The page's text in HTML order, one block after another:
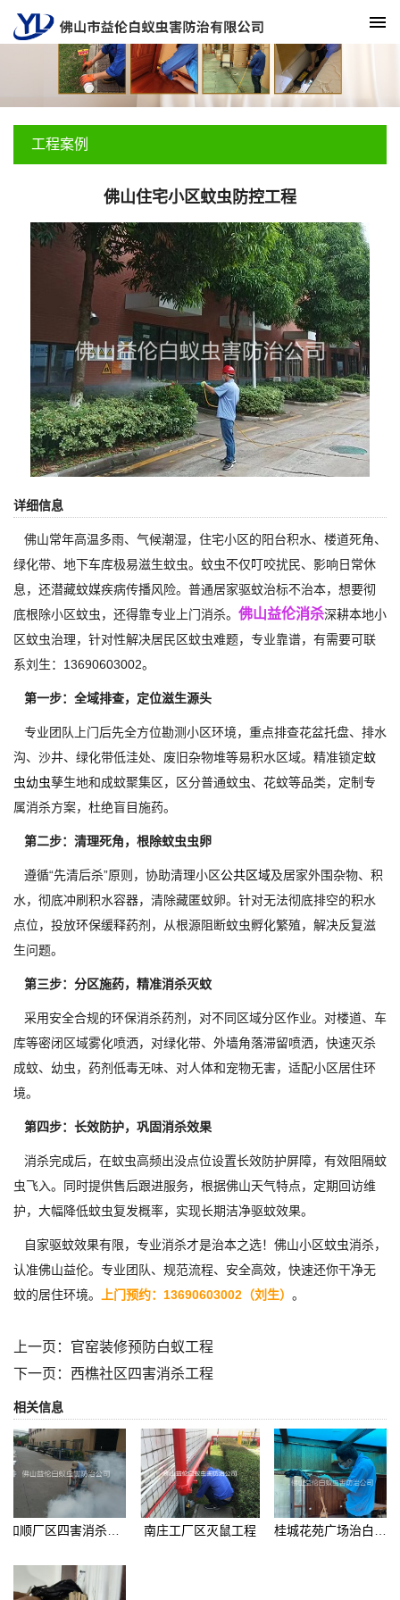
工程案例
佛山住宅小区蚊虫防控工程
详细信息
佛山常年高温多雨、气候潮湿，住宅小区的阳台积水、楼道死角、
绿化带、地下车库极易滋生蚊虫。蚊虫不仅叮咬扰民、影响日常休
息，还潜藏蚊媒疾病传播风险。普通居家驱蚊治标不治本，想要彻
底根除小区蚊虫，还得靠专业上门消杀。 佛山益伦消杀深耕本地小
区蚊虫治理，针对性解决居民区蚊虫难题，专业靠谱，有需要可联
系刘生：13690603002。
第一步：全域排查，定位滋生源头
专业团队上门后先全方位勘测小区环境，重点排查花盆托盘、排水
沟、沙井、绿化带低洼处、废旧杂物堆等易积水区域。精准锁定蚊
虫幼虫孳生地和成蚊聚集区，区分普通蚊虫、花蚊等品类，定制专
属消杀方案，杜绝盲目施药。
第二步：清理死角，根除蚊虫虫卵
遵循“先清后杀”原则，协助清理小区公共区域及居家外围杂物、积
水，彻底冲刷积水容器，清除藏匿蚊卵。针对无法彻底排空的积水
点位，投放环保缓释药剂，从根源阻断蚊虫孵化繁殖，解决反复滋
生问题。
第三步：分区施药，精准消杀灭蚊
采用安全合规的环保消杀药剂，对不同区域分区作业。对楼道、车
库等密闭区域雾化喷洒，对绿化带、外墙角落滞留喷洒，快速灭杀
成蚊、幼虫，药剂低毒无味、对人体和宠物无害，适配小区居住环
境。
第四步：长效防护，巩固消杀效果
消杀完成后，在蚊虫高频出没点位设置长效防护屏障，有效阻隔蚊
虫飞入。同时提供售后跟进服务，根据佛山天气特点，定期回访维
护，大幅降低蚊虫复发概率，实现长期洁净驱蚊效果。
自家驱蚊效果有限，专业消杀才是治本之选！佛山小区蚊虫消杀，
认准佛山益伦。专业团队、规范流程、安全高效，快速还你干净无
蚊的居住环境。
上门预约：13690603002（刘生） 。
上一页： 官窑装修预防白蚁工程
下一页： 西樵社区四害消杀工程
相关信息
南庄工厂区灭鼠工程